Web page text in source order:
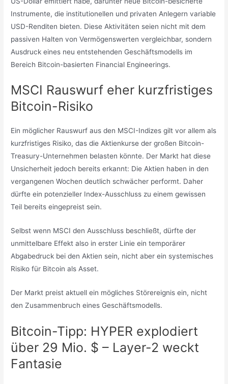
Instrumente, die institutionellen und privaten Anlegern variable
USD-Renditen bieten. Diese Aktivitäten seien nicht mit dem
passiven Halten von Vermögenswerten vergleichbar, sondern
Ausdruck eines neu entstehenden Geschäftsmodells im
Bereich Bitcoin-basierten Financial Engineerings.
MSCI Rauswurf eher kurzfristiges
Bitcoin-Risiko
Ein möglicher Rauswurf aus den MSCI-Indizes gilt vor allem als
kurzfristiges Risiko, das die Aktienkurse der großen Bitcoin-
Treasury-Unternehmen belasten könnte. Der Markt hat diese
Unsicherheit jedoch bereits erkannt: Die Aktien haben in den
vergangenen Wochen deutlich schwächer performt. Daher
dürfte ein potenzieller Index-Ausschluss zu einem gewissen
Teil bereits eingepreist sein.
Selbst wenn MSCI den Ausschluss beschließt, dürfte der
unmittelbare Effekt also in erster Linie ein temporärer
Abgabedruck bei den Aktien sein, nicht aber ein systemisches
Risiko für Bitcoin als Asset.
Der Markt preist aktuell ein mögliches Störereignis ein, nicht
den Zusammenbruch eines Geschäftsmodells.
Bitcoin-Tipp: HYPER explodiert
über 29 Mio. $ – Layer-2 weckt
Fantasie